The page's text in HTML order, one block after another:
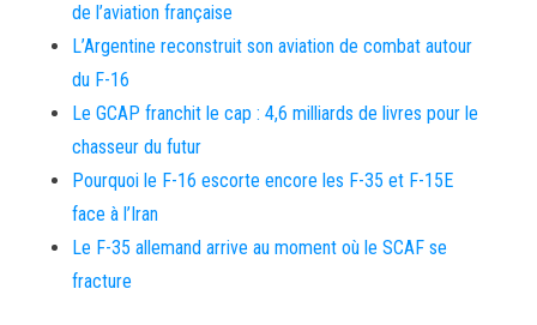
de l’aviation française
L’Argentine reconstruit son aviation de combat autour
du F-16
Le GCAP franchit le cap : 4,6 milliards de livres pour le
chasseur du futur
Pourquoi le F-16 escorte encore les F-35 et F-15E
face à l’Iran
Le F-35 allemand arrive au moment où le SCAF se
fracture